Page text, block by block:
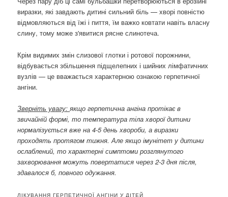
виразки, які завдають дитині сильний біль — хворі повністю
відмовляються від їжі і пиття, їм важко ковтати навіть власну
слину, тому може з'явитися рясне слинотеча.
Крім видимих ​​змін слизової глотки і ротової порожнини,
відбувається збільшення підщелепних і шийних лімфатичних
вузлів — це вважається характерною ознакою герпетичної
ангіни.
Зверніть увагу:якщо герпетична ангіна протікає в
звичайній формі, то температура тіла хворої дитини
нормалізується вже на 4-5 день хвороби, а виразки
проходять протягом тижня. Але якщо імунітет у дитини
ослаблений, то характерні симптоми розглянутого
захворювання можуть повертатися через 2-3 дня після,
здавалося б, повного одужання.
ЛІКУВАННЯ ГЕРПЕТИЧНОЇ АНГІНИ У ДІТЕЙ